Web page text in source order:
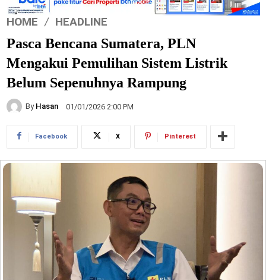
HOME HEADLINE
Pasca Bencana Sumatera, PLN
Mengakui Pemulihan Sistem Listrik
Belum Sepenuhnya Rampung
By Hasan 01/01/2026 2:00 PM
Facebook X Pinterest